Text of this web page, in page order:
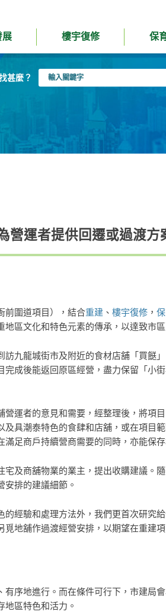
展 樓宇復修 保
甚麼？
入
營運者提供回遷或過渡方
前圍道項目），結合重建 、 樓宇復修 ，
區文化和特色元素的傳承，以達致市
九龍城街市及附近的食材店舖「買餸
成後能返回原區經營，盡力保留「小
運者的意見和需要，經整理後，將項
具潮泰特色的食肆和店舖，或在項目
足商戶持續營商需要的同時，亦能保
及商舖物業的業主，提出收購建議。
排的建議細節。
經驗和處理方法外，我們更首次研究
地舖作過渡經營安排，以期望在重建
序地進行。而在條件可行下，市建局
區特色和活力。